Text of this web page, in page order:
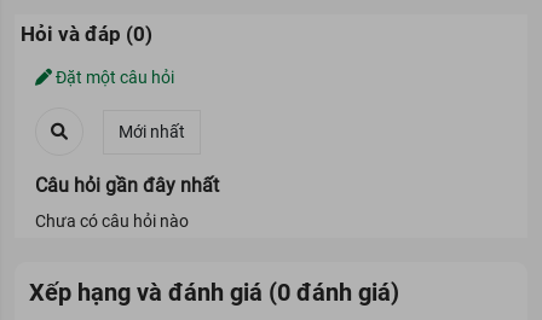
Hỏi và đáp (0)
Đặt một câu hỏi
Câu hỏi gần đây nhất
Chưa có câu hỏi nào
Xếp hạng và đánh giá (0 đánh giá)